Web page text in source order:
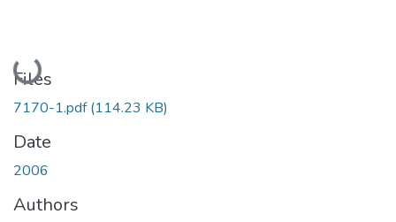
Loading...
Files
7170-1.pdf(114.23 KB)
Date
2006
Authors